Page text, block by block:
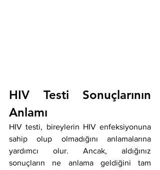
HIV Testi Sonuçlarının
Anlamı
HIV testi, bireylerin HIV enfeksiyonuna
sahip olup olmadığını anlamalarına
yardımcı olur. Ancak, aldığınız
sonuçların ne anlama geldiğini tam